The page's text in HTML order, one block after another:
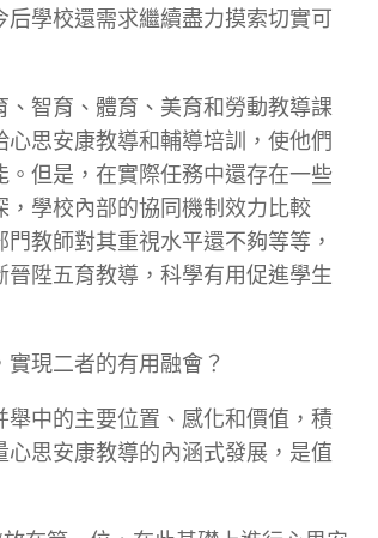
學校還需求繼續盡力摸索切實可
智育、體育、美育和勞動教導課
思安康教導和輔導培訓，使他們
但是，在實際任務中還存在一些
學校內部的協同機制效力比較
教師對其重視水平還不夠等等，
陞五育教導，科學有用促進學生
現二者的有用融會？
中的主要位置、感化和價值，積
思安康教導的內涵式發展，是值